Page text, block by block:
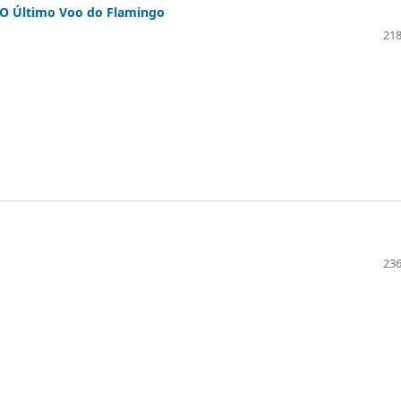
Último Voo do Flamingo